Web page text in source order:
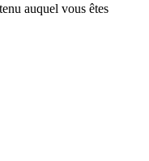
auquel vous êtes